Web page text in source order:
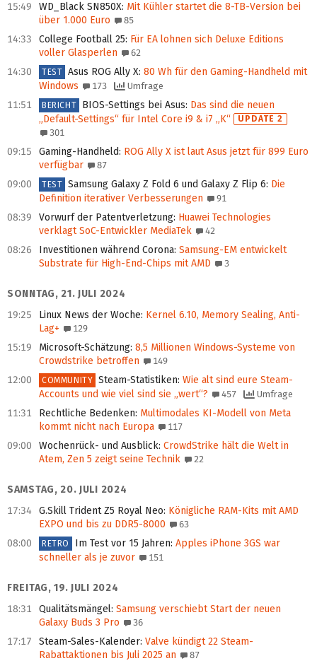
15:49 WD_Black SN850X: Mit Kühler startet die 8-TB-Version bei
über 1.000 Euro
85
14:33 College Football 25: Für EA lohnen sich Deluxe Editions
voller Glasperlen
62
14:30 TEST Asus ROG Ally X: 80 Wh für den Gaming-Handheld mit
Windows
173 Umfrage
11:51 BERICHT BIOS-Settings bei Asus: Das sind die neuen
„Default-Settings“ für Intel Core i9 & i7 „K“
UPDATE 2
301
09:15 Gaming-Handheld: ROG Ally X ist laut Asus jetzt für 899 Euro
verfügbar
87
09:00 TEST Samsung Galaxy Z Fold 6 und Galaxy Z Flip 6: Die
Definition iterativer Verbesserungen
91
08:39 Vorwurf der Patentverletzung: Huawei Technologies
verklagt SoC-Entwickler MediaTek
42
08:26 Investitionen während Corona: Samsung-EM entwickelt
Substrate für High-End-Chips mit AMD
3
SONNTAG, 21. JULI 2024
19:25
Linux News der Woche: Kernel 6.10, Memory Sealing, Anti-
Lag+
129
15:19 Microsoft-Schätzung: 8,5 Millionen Windows-Systeme von
Crowdstrike betroffen
149
12:00 COMMUNITY Steam-Statistiken: Wie alt sind eure Steam-
Accounts und wie viel sind sie „wert“?
457 Umfrage
11:31 Rechtliche Bedenken: Multimodales KI-Modell von Meta
kommt nicht nach Europa
117
09:00 Wochenrück- und Ausblick: CrowdStrike hält die Welt in
Atem, Zen 5 zeigt seine Technik
22
SAMSTAG, 20. JULI 2024
17:34
G.Skill Trident Z5 Royal Neo: Königliche RAM-Kits mit AMD
EXPO und bis zu DDR5-8000
63
08:00 RETRO Im Test vor 15 Jahren: Apples iPhone 3GS war
schneller als je zuvor
151
FREITAG, 19. JULI 2024
18:31
Qualitätsmängel: Samsung verschiebt Start der neuen
Galaxy Buds 3 Pro
36
17:17 Steam-Sales-Kalender: Valve kündigt 22 Steam-
Rabattaktionen bis Juli 2025 an
87